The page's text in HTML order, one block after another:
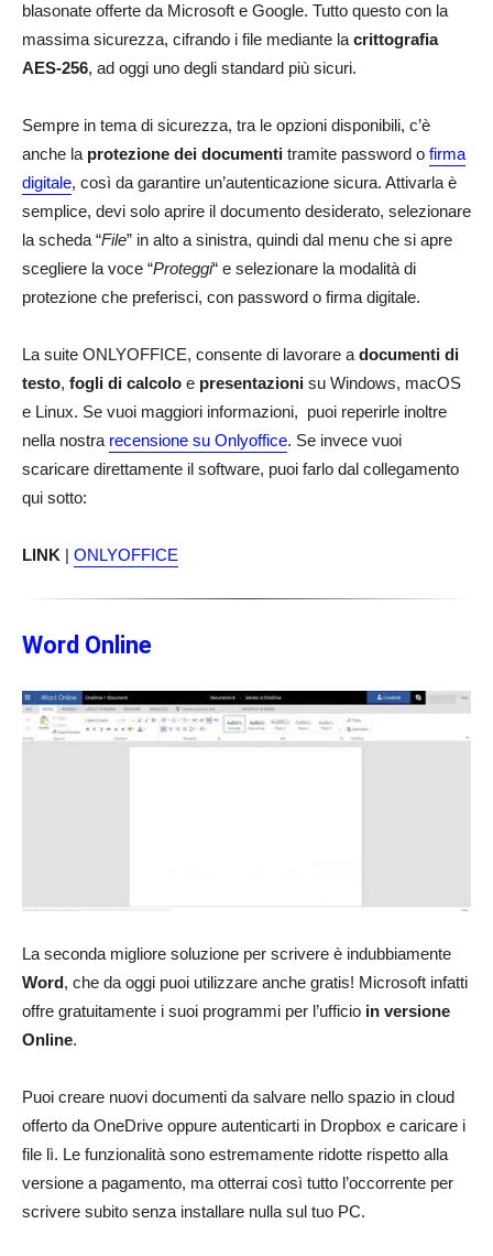
blasonate offerte da Microsoft e Google. Tutto questo con la
massima sicurezza, cifrando i file mediante la crittografia
AES-256, ad oggi uno degli standard più sicuri.
Sempre in tema di sicurezza, tra le opzioni disponibili, c’è
anche la protezione dei documenti tramite password o firma
digitale, così da garantire un’autenticazione sicura. Attivarla è
semplice, devi solo aprire il documento desiderato, selezionare
la scheda “File” in alto a sinistra, quindi dal menu che si apre
scegliere la voce “Proteggi“ e selezionare la modalità di
protezione che preferisci, con password o firma digitale.
La suite ONLYOFFICE, consente di lavorare a documenti di
testo, fogli di calcolo e presentazioni su Windows, macOS
e Linux. Se vuoi maggiori informazioni, puoi reperirle inoltre
nella nostra recensione su Onlyoffice. Se invece vuoi
scaricare direttamente il software, puoi farlo dal collegamento
qui sotto:
LINK | ONLYOFFICE
Word Online
La seconda migliore soluzione per scrivere è indubbiamente
Word, che da oggi puoi utilizzare anche gratis! Microsoft infatti
offre gratuitamente i suoi programmi per l’ufficio in versione
Online.
Puoi creare nuovi documenti da salvare nello spazio in cloud
offerto da OneDrive oppure autenticarti in Dropbox e caricare i
file lì. Le funzionalità sono estremamente ridotte rispetto alla
versione a pagamento, ma otterrai così tutto l’occorrente per
scrivere subito senza installare nulla sul tuo PC.